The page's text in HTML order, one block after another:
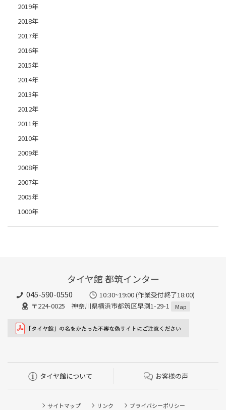
2019年
2018年
2017年
2016年
2015年
2014年
2013年
2012年
2011年
2010年
2009年
2008年
2007年
2005年
1000年
タイヤ館 都筑インター
045-590-0550
10:30~19:00 (作業受付終了18:00)
〒224-0025 神奈川県横浜市都筑区早渕1-29-1
Map
タイヤ館について お客様の声
サイトマップ リンク プライバシーポリシー